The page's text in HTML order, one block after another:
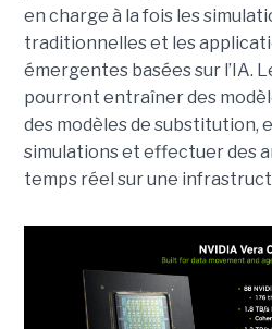
en charge à la fois les
traditionnelles et les
émergentes basées sur l’IA.
pourront entraîner des
des modèles de substitution,
simulations et effectuer des
temps réel sur une